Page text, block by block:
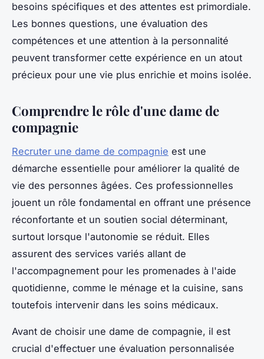
besoins spécifiques et des attentes est primordiale.
Les bonnes questions, une évaluation des
compétences et une attention à la personnalité
peuvent transformer cette expérience en un atout
précieux pour une vie plus enrichie et moins isolée.
Comprendre le rôle d'une dame de
compagnie
Recruter une dame de compagnie est une
démarche essentielle pour améliorer la qualité de
vie des personnes âgées. Ces professionnelles
jouent un rôle fondamental en offrant une présence
réconfortante et un soutien social déterminant,
surtout lorsque l'autonomie se réduit. Elles
assurent des services variés allant de
l'accompagnement pour les promenades à l'aide
quotidienne, comme le ménage et la cuisine, sans
toutefois intervenir dans les soins médicaux.
Avant de choisir une dame de compagnie, il est
crucial d'effectuer une évaluation personnalisée